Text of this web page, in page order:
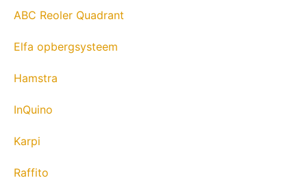
ABC Reoler Quadrant
Elfa opbergsysteem
Hamstra
InQuino
Karpi
Raffito